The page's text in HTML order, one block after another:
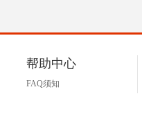
帮助中心
FAQ须知